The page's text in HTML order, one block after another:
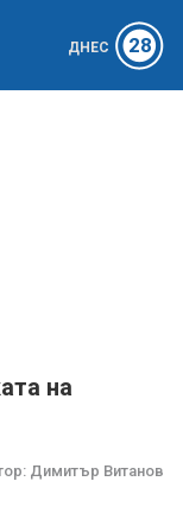
ДНЕС 28
на
Димитър Витанов